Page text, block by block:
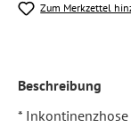
Zum Merkzettel
Beschreibung
*